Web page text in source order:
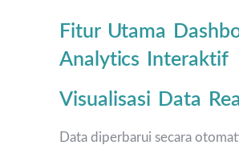
Fitur Utama
Analytics Interaktif
Visualisasi Data
Data diperbarui secara